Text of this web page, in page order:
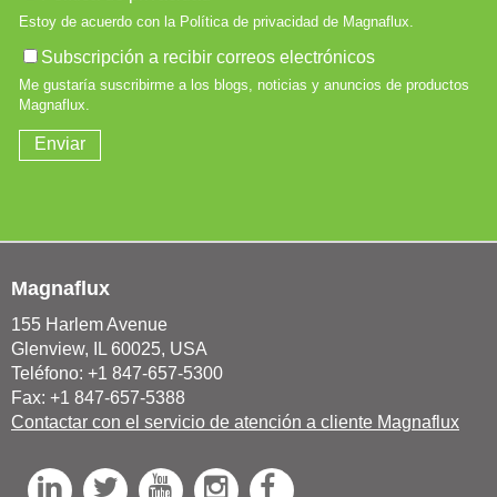
Magnaflux
155 Harlem Avenue
Glenview, IL 60025, USA
Teléfono: +1 847-657-5300
Fax: +1 847-657-5388
Contactar con el servicio de atención a cliente Magnaflux
L T Y I F